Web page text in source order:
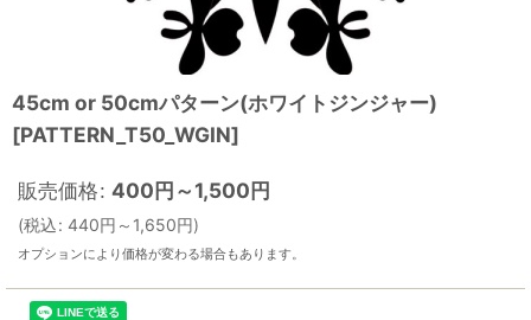
45cm or 50cmパターン(ホワイトジンジャー)
[PATTERN_T50_WGIN]
販売価格: 400円～1,500円
(税込: 440円 ～1,650円)
オプションにより価格が変わる場合もあります。